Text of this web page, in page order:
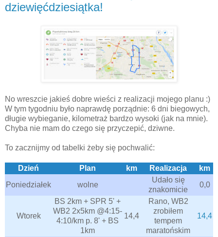
dziewięćdziesiątka!
No wreszcie jakieś dobre wieści z realizacji mojego planu :)
W tym tygodniu było naprawdę porządnie: 6 dni biegowych,
długie wybieganie, kilometraż bardzo wysoki (jak na mnie).
Chyba nie mam do czego się przyczepić, dziwne.
To zacznijmy od tabelki żeby się pochwalić:
Dzień Plan km Realizacja
km
Poniedziałek
wolne
Udało się
znakomicie
0,0
Wtorek
BS 2km + SPR 5' +
WB2 2x5km @4:15-
4:10/km p. 8' + BS
1km
14,4
Rano, WB2
zrobiłem
tempem
maratońskim
14,4